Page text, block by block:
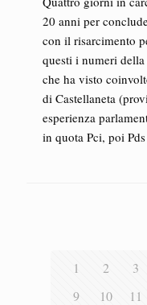
20 anni per
con il risarcimento
questi i numeri
che ha visto
di Castellaneta
esperienza
in quota Pci, poi
1 2 3
9
10 11